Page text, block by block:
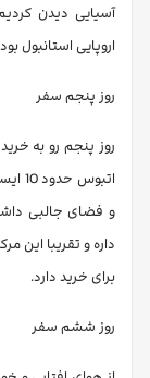
آسیایی دیدن
اروپایی استانبول
روز پنجم سفر
روز پنجم رو به
و فضای جالبی
داره و تقریبا
برای خرید دارد.
روز ششم سفر